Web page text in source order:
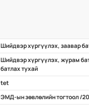
Шийдвэр хүргүүлэх, заавар
Шийдвэр хүргүүлэх, журам
батлах тухай
tet
ЭМД-ын зөвлөлийн тогтоол /